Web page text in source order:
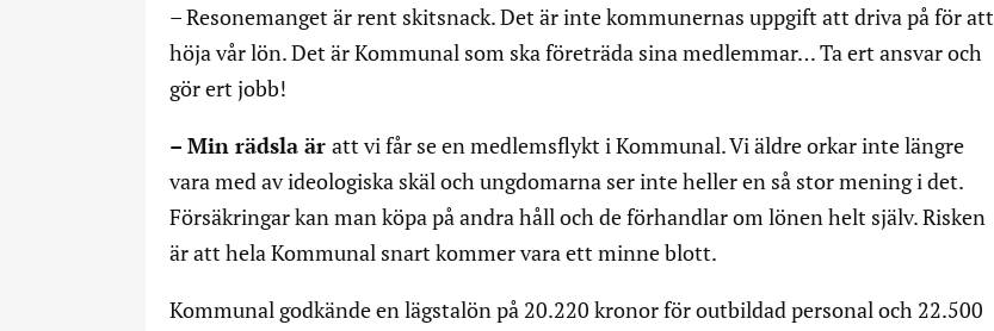
– Resonemanget är rent skitsnack. Det är inte kommunernas uppgift att driva på för att
höja vår lön. Det är Kommunal som ska företräda sina medlemmar… Ta ert ansvar och
gör ert jobb!
– Min rädsla är att vi får se en medlemsflykt i Kommunal. Vi äldre orkar inte längre
vara med av ideologiska skäl och ungdomarna ser inte heller en så stor mening i det.
Försäkringar kan man köpa på andra håll och de förhandlar om lönen helt själv. Risken
är att hela Kommunal snart kommer vara ett minne blott.
Kommunal godkände en lägstalön på 20.220 kronor för outbildad personal och 22.500